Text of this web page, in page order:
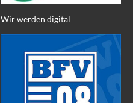
Wir werden digital